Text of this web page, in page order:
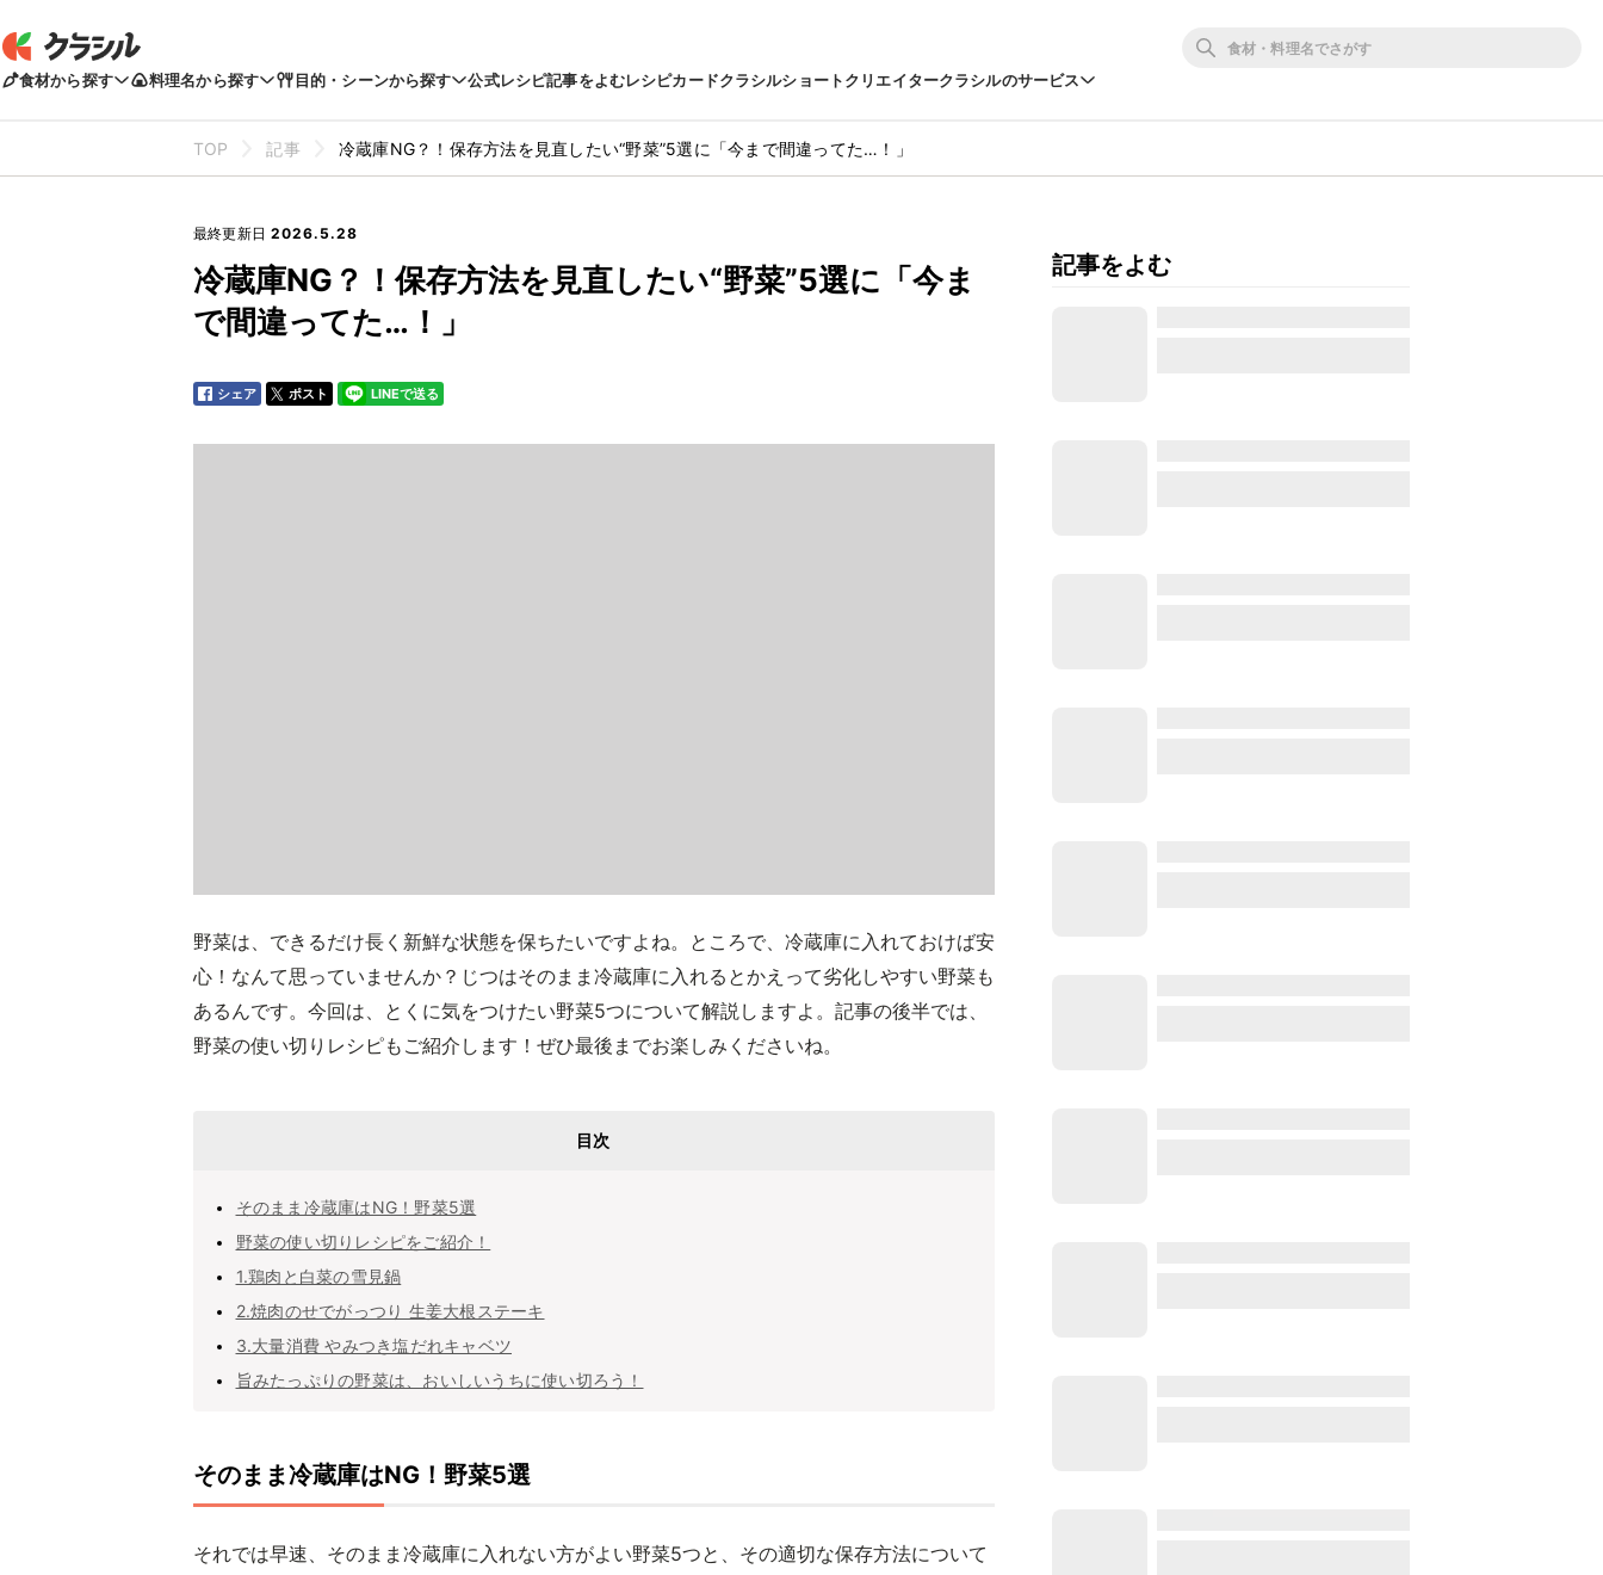
食材から探す 料理名から探す 目的・シーンから探す 公式レシピ記事をよむレシピカードクラシルショートクリエイタークラシルのサービス
TOP 記事 冷蔵庫NG？！保存方法を見直したい“野菜”5選に「今まで間違ってた…！」
最終更新日 2026.5.28
冷蔵庫NG？！保存方法を見直したい“野菜”5選に「今ま
で間違ってた…！」
シェア ポスト LINEで送る
野菜は、できるだけ長く新鮮な状態を保ちたいですよね。ところで、冷蔵庫に入れておけば安
心！なんて思っていませんか？じつはそのまま冷蔵庫に入れるとかえって劣化しやすい野菜も
あるんです。今回は、とくに気をつけたい野菜5つについて解説しますよ。記事の後半では、
野菜の使い切りレシピもご紹介します！ぜひ最後までお楽しみくださいね。
目次
そのまま冷蔵庫はNG！野菜5選
野菜の使い切りレシピをご紹介！
1.鶏肉と白菜の雪見鍋
2.焼肉のせでがっつり 生姜大根ステーキ
3.大量消費 やみつき塩だれキャベツ
旨みたっぷりの野菜は、おいしいうちに使い切ろう！
そのまま冷蔵庫はNG！野菜5選
それでは早速、そのまま冷蔵庫に入れない方がよい野菜5つと、その適切な保存方法について
記事をよむ